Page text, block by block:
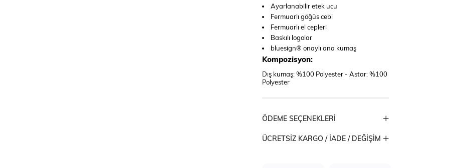
Ayarlanabilir etek ucu
Fermuarlı göğüs cebi
Fermuarlı el cepleri
Baskılı logolar
bluesign® onaylı ana kumaş
Kompozisyon:
Dış kumaş: %100 Polyester - Astar: %100
Polyester
ÖDEME SEÇENEKLERI
ÜCRETSIZ KARGO / İADE / DEĞIŞIM